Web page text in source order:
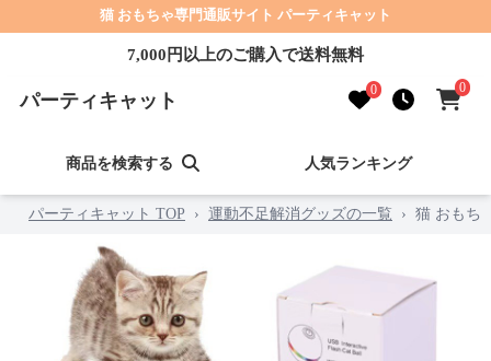
猫 おもちゃ専門通販サイト パーティキャット
7,000円以上のご購入で送料無料
パーティキャット 0 0
商品を検索する 人気ランキング
パーティキャット TOP › 運動不足解消グッズの一覧 › 猫 おもち